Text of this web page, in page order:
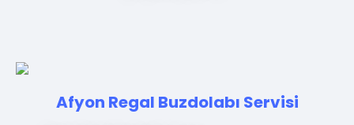
Afyon Regal Buzdolabı Servisi